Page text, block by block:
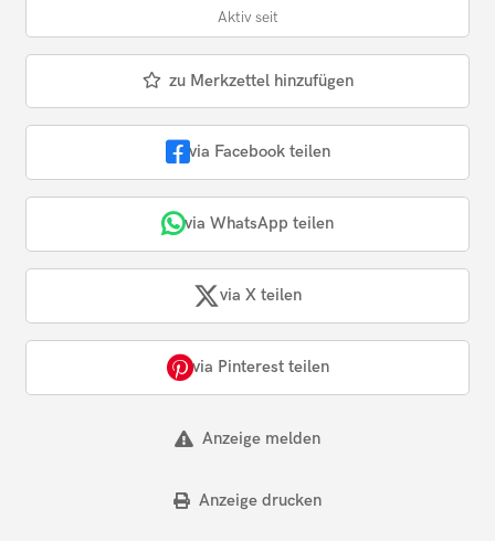
Aktiv seit
zu Merkzettel hinzufügen
via Facebook teilen
via WhatsApp teilen
via X teilen
via Pinterest teilen
Anzeige melden
Anzeige drucken